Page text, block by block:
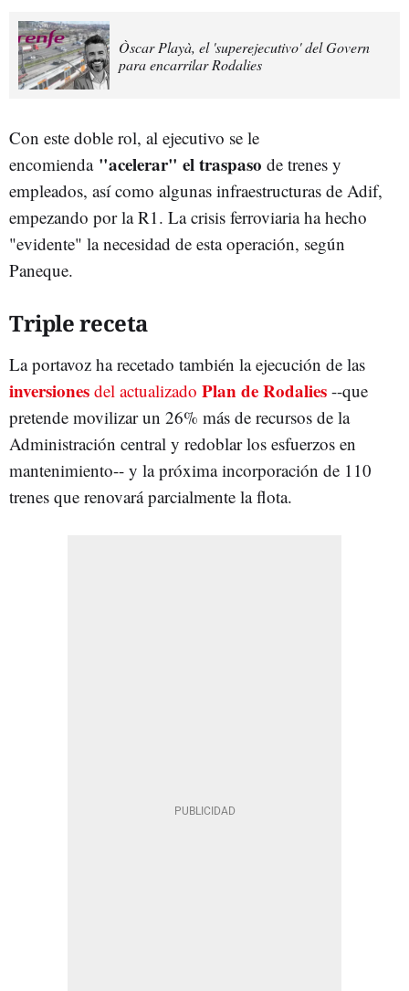
Òscar Playà, el 'superejecutivo' del Govern
para encarrilar Rodalies
Con este doble rol, al ejecutivo se le
encomienda "acelerar" el traspaso de trenes y
empleados, así como algunas infraestructuras de Adif,
empezando por la R1. La crisis ferroviaria ha hecho
"evidente" la necesidad de esta operación, según
Paneque.
Triple receta
La portavoz ha recetado también la ejecución de las
inversiones del actualizado Plan de Rodalies --que
pretende movilizar un 26% más de recursos de la
Administración central y redoblar los esfuerzos en
mantenimiento-- y la próxima incorporación de 110
trenes que renovará parcialmente la flota.